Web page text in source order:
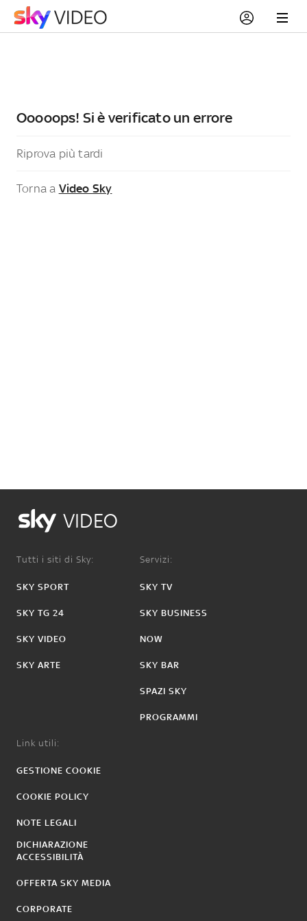
Ooooops! Si è verificato un errore
Riprova più tardi
Torna a Video Sky
VIDEO
Tutti i siti di Sky:
SKY SPORT
SKY TG 24
SKY VIDEO
SKY ARTE
Servizi:
SKY TV
SKY BUSINESS
NOW
SKY BAR
SPAZI SKY
PROGRAMMI
Link utili:
GESTIONE COOKIE
COOKIE POLICY
NOTE LEGALI
DICHIARAZIONE
ACCESSIBILITÀ
OFFERTA SKY MEDIA
CORPORATE